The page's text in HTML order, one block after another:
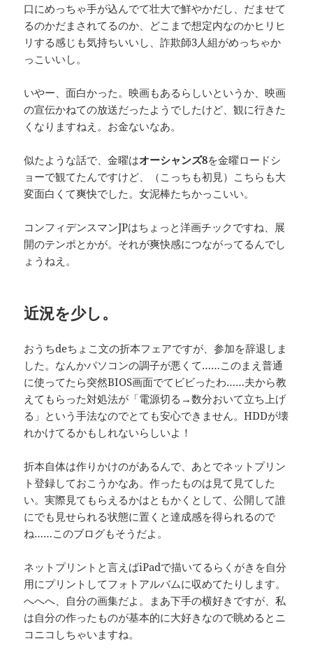
口にめっちゃ手が込んでて壮大で鮮やかだし、だませて
るのかだまされてるのか、どこまで想定内なのかヒリヒ
リする感じも気持ちいいし、詐欺師3人組がめっちゃか
っこいいし。
いやー、面白かった。映画もあるらしいというか、映画
の宣伝かねての放送だったようでしたけど、観に行きた
くなりますねえ。お金ないなあ。
似たような話で、金曜はオーシャンズ8を金曜ロードシ
ョーで観てたんですけど、（こっちも初見）こちらも大
変面白くて爽快でした。女泥棒たちかっこいい。
コンフィデンスマンJPはちょっと洋画チックですね、展
開のテンポとかが。それが爽快感につながってるんでし
ょうねえ。
近況を少し。
おうちdeちょこ文の折本フェアですが、参加を辞退しま
した。なんかパソコンの調子が悪くて……このまえ普通
に使ってたら突然BIOS画面でてビビったわ……夫から教
えてもらった対処法が「電源切る→数分おいて立ち上げ
る」という手法なのでとても安心できません。HDDが壊
れかけてるかもしれないらしいよ！
折本自体は作りかけのがあるんで、あとでネットプリン
ト登録しておこうかなあ。作ったものは見て見てした
い。実際見てもらえるかはともかくとして、公開して誰
にでも見せられる状態に置くと達成感を得られるので
ね……このブログもそうだよ。
ネットプリントと言えばiPadで描いてるらくがきを自分
用にプリントしてフォトアルバムに収めてたりします。
へへへ、自分の画集だよ。まあ下手の横好きですが、私
は自分の作ったものが基本的に大好きなので眺めるとニ
コニコしちゃいますね。